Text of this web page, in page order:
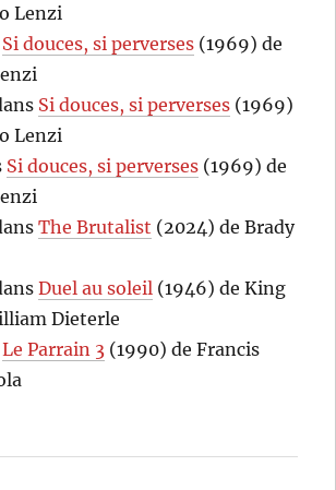
Lenzi
Si douces, si perverses (1969) de
Si douces, si perverses (1969)
Lenzi
Si douces, si perverses (1969) de
The Brutalist (2024) de Brady
Duel au soleil (1946) de King
Dieterle
Le Parrain 3 (1990) de Francis